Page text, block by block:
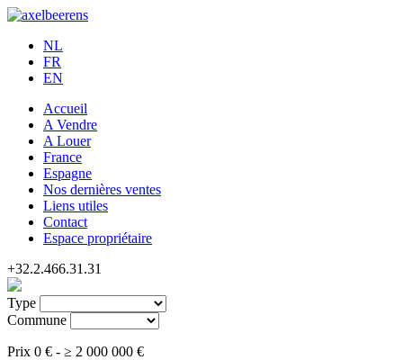
NL
FR
EN
Accueil
A Vendre
A Louer
France
Espagne
Nos dernières ventes
Liens utiles
Contact
Espace propriétaire
+32.2.466.31.31
Type
Commune
Prix 0 € - ≥ 2 000 000 €